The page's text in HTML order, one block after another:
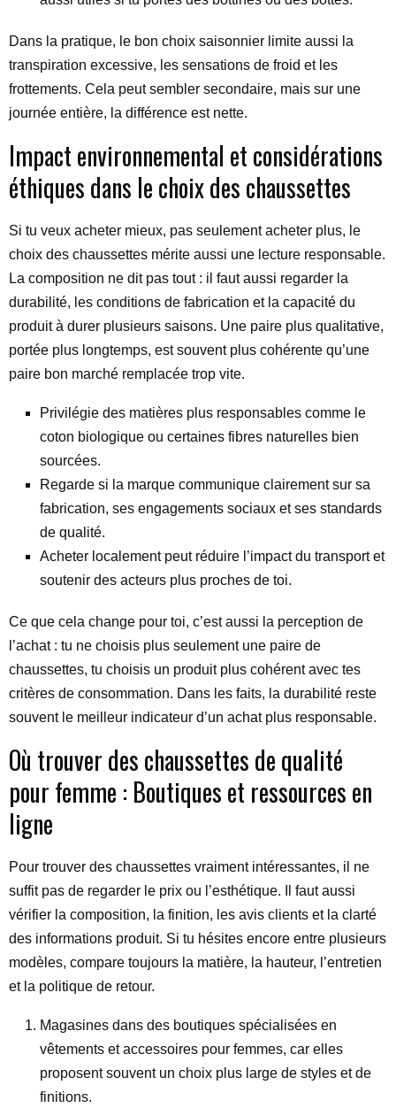
Dans la pratique, le bon choix saisonnier limite aussi la
transpiration excessive, les sensations de froid et les
frottements. Cela peut sembler secondaire, mais sur une
journée entière, la différence est nette.
Impact environnemental et considérations
éthiques dans le choix des chaussettes
Si tu veux acheter mieux, pas seulement acheter plus, le
choix des chaussettes mérite aussi une lecture responsable.
La composition ne dit pas tout : il faut aussi regarder la
durabilité, les conditions de fabrication et la capacité du
produit à durer plusieurs saisons. Une paire plus qualitative,
portée plus longtemps, est souvent plus cohérente qu’une
paire bon marché remplacée trop vite.
Privilégie des matières plus responsables comme le
coton biologique ou certaines fibres naturelles bien
sourcées.
Regarde si la marque communique clairement sur sa
fabrication, ses engagements sociaux et ses standards
de qualité.
Acheter localement peut réduire l’impact du transport et
soutenir des acteurs plus proches de toi.
Ce que cela change pour toi, c’est aussi la perception de
l’achat : tu ne choisis plus seulement une paire de
chaussettes, tu choisis un produit plus cohérent avec tes
critères de consommation. Dans les faits, la durabilité reste
souvent le meilleur indicateur d’un achat plus responsable.
Où trouver des chaussettes de qualité
pour femme : Boutiques et ressources en
ligne
Pour trouver des chaussettes vraiment intéressantes, il ne
suffit pas de regarder le prix ou l’esthétique. Il faut aussi
vérifier la composition, la finition, les avis clients et la clarté
des informations produit. Si tu hésites encore entre plusieurs
modèles, compare toujours la matière, la hauteur, l’entretien
et la politique de retour.
Magasines dans des boutiques spécialisées en
vêtements et accessoires pour femmes, car elles
proposent souvent un choix plus large de styles et de
finitions.